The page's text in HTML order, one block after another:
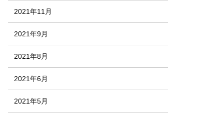
2021年11月
2021年9月
2021年8月
2021年6月
2021年5月